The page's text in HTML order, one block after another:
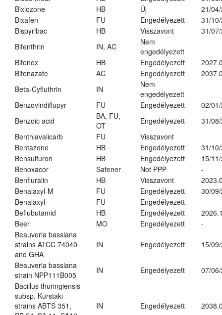
Bixlozone
HB Új
21/
Bixafen
FU Engedélyezett
31/
Bispyribac
HB Visszavont
31/
Bifenthrin
IN, AC
Nem
engedélyezett
Bifenox
HB Engedélyezett
Bifenazate
AC Engedélyezett
Beta-Cyfluthrin
IN
Nem
engedélyezett
Benzovindiflupyr
FU Engedélyezett
02/
Benzoic acid
BA, FU,
OT
Engedélyezett
31/
Benthiavalicarb
FU
Visszavont
Bentazone
HB Engedélyezett
31/
Bensulfuron
HB Engedélyezett
15/
Benoxacor
Safener Not PPP
-
Benfluralin
HB Visszavont
Benalaxyl-M
FU Engedélyezett
30/
Benalaxyl
FU
Engedélyezett
Beflubutamid
HB Engedélyezett
Beer
MO Engedélyezett
-
Beauveria bassiana
strains ATCC 74040
and GHA
IN Engedélyezett 15/
Beauveria bassiana
strain NPP111B005
IN Engedélyezett
07/
Bacillus thuringiensis
subsp. Kurstaki
strains ABTS 351,
IN Engedélyezett